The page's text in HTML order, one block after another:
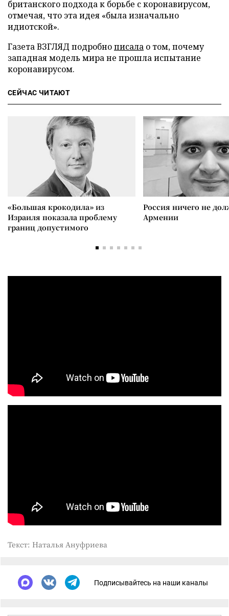
британского подхода к борьбе с коронавирусом,
отмечая, что эта идея «была изначально
идиотской».
Газета ВЗГЛЯД подробнописала о том, почему
западная модель мира не прошла испытание
коронавирусом.
СЕЙЧАС ЧИТАЮТ
«Большая крокодила» из
Израиля показала проблему
границ допустимого
Россия ничего не
Армении
Текст: Наталья Ануфриева
Подписывайтесь на наши каналы